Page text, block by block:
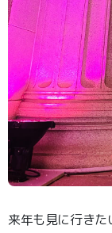
来年も見に行きた